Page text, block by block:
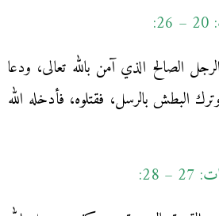
الصالح الذي آمن بالله تعالى، ودعا
البطش بالرسل، فقتلوه، فأدخله الله
28: